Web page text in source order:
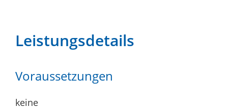
Leistungsdetails
Voraussetzungen
keine